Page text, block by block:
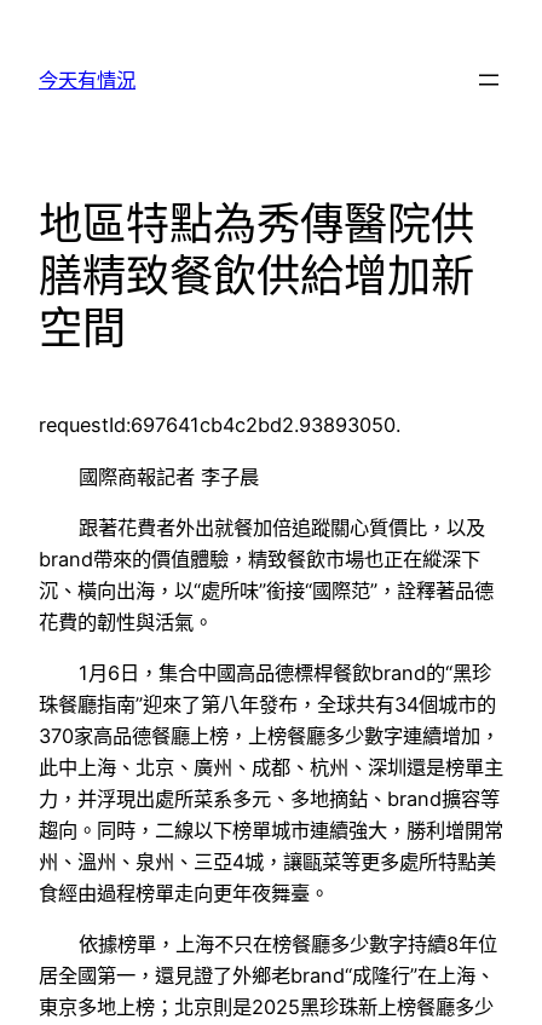
今天有情況
地區特點為秀傳醫院供
膳精致餐飲供給增加新
空間
requestId:697641cb4c2bd2.93893050.
國際商報記者 李子晨
跟著花費者外出就餐加倍追蹤關心質價比，以及
brand帶來的價值體驗，精致餐飲市場也正在縱深下
沉、橫向出海，以“處所味”銜接“國際范”，詮釋著品德
花費的韌性與活氣。
1月6日，集合中國高品德標桿餐飲brand的“黑珍
珠餐廳指南”迎來了第八年發布，全球共有34個城市的
370家高品德餐廳上榜，上榜餐廳多少數字連續增加，
此中上海、北京、廣州、成都、杭州、深圳還是榜單主
力，并浮現出處所菜系多元、多地摘鉆、brand擴容等
趨向。同時，二線以下榜單城市連續強大，勝利增開常
州、溫州、泉州、三亞4城，讓甌菜等更多處所特點美
食經由過程榜單走向更年夜舞臺。
依據榜單，上海不只在榜餐廳多少數字持續8年位
居全國第一，還見證了外鄉老brand“成隆行”在上海、
東京多地上榜；北京則是2025黑珍珠新上榜餐廳多少